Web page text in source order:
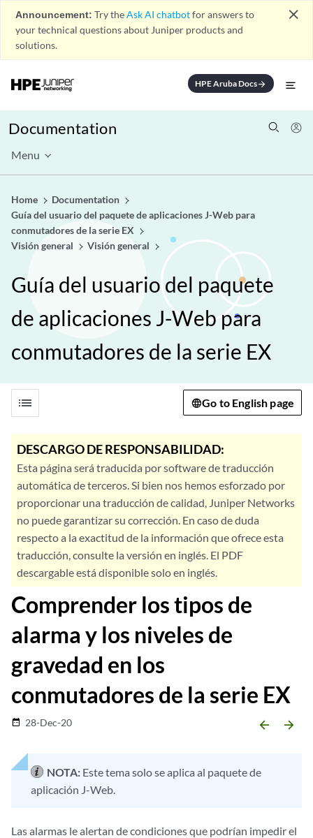
Announcement: Try theAsk AI chatbotfor answers to
your technical questions about Juniper products and
solutions.
close
HPE Aruba Docsarrow_forward
Documentation
Menu
Home
Documentation
Guía del usuario del paquete de aplicaciones J-Web para
conmutadores de la serie EX
Visión general
Visión general
Guía del usuario del paquete
de aplicaciones J-Web para
conmutadores de la serie EX
list Go to English page
DESCARGO DE RESPONSABILIDAD:
Esta página será traducida por software de traducción
automática de terceros. Si bien nos hemos esforzado por
proporcionar una traducción de calidad, Juniper Networks
no puede garantizar su corrección. En caso de duda
respecto a la exactitud de la información que ofrece esta
traducción, consulte la versión en inglés. El PDF
descargable está disponible solo en inglés.
Comprender los tipos de
alarma y los niveles de
gravedad en los
conmutadores de la serie EX
date_range 28-Dec-20 arrow_backward arrow_forward
NOTA: Este tema solo se aplica al paquete de
aplicación J-Web.
Las alarmas le alertan de condiciones que podrían impedir el